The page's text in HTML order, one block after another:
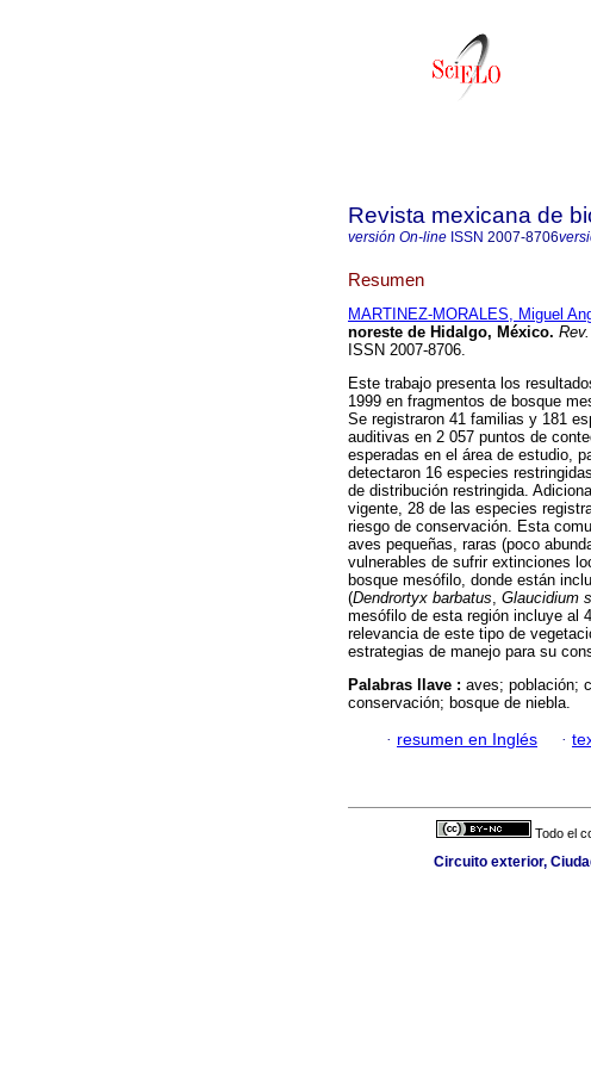
Revista mexicana de
versión On-line ISSN 2007-8706
Resumen
MARTINEZ-MORALES, Miguel
noreste de Hidalgo, México.
ISSN 2007-8706.
Este trabajo presenta los
1999 en fragmentos de bosque
Se registraron 41 familias y 181
auditivas en 2 057 puntos de
esperadas en el área de estudio,
detectaron 16 especies
de distribución restringida.
vigente, 28 de las especies
riesgo de conservación. Esta
aves pequeñas, raras (poco
vulnerables de sufrir extinciones
bosque mesófilo, donde están
(Dendrortyx barbatus, Glaucidium
mesófilo de esta región incluye al
relevancia de este tipo de
estrategias de manejo para su
Palabras llave : aves; población;
conservación; bosque de niebla.
· resumen en Inglés ·
Todo el
Circuito exterior,